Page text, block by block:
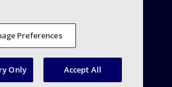
de privacidad Legal
Divulgación Responsable
Mimecast Services Limited
Preferences
Only Accept All